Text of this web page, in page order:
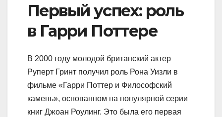
Первый успех: роль
в Гарри Поттере
В 2000 году молодой британский актер
Руперт Гринт получил роль Рона Уизли в
фильме «Гарри Поттер и Философский
камень», основанном на популярной серии
книг Джоан Роулинг. Это была его первая